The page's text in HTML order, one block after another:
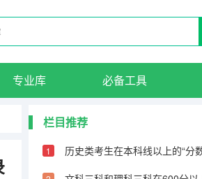
专业库 必备工具
栏目推荐